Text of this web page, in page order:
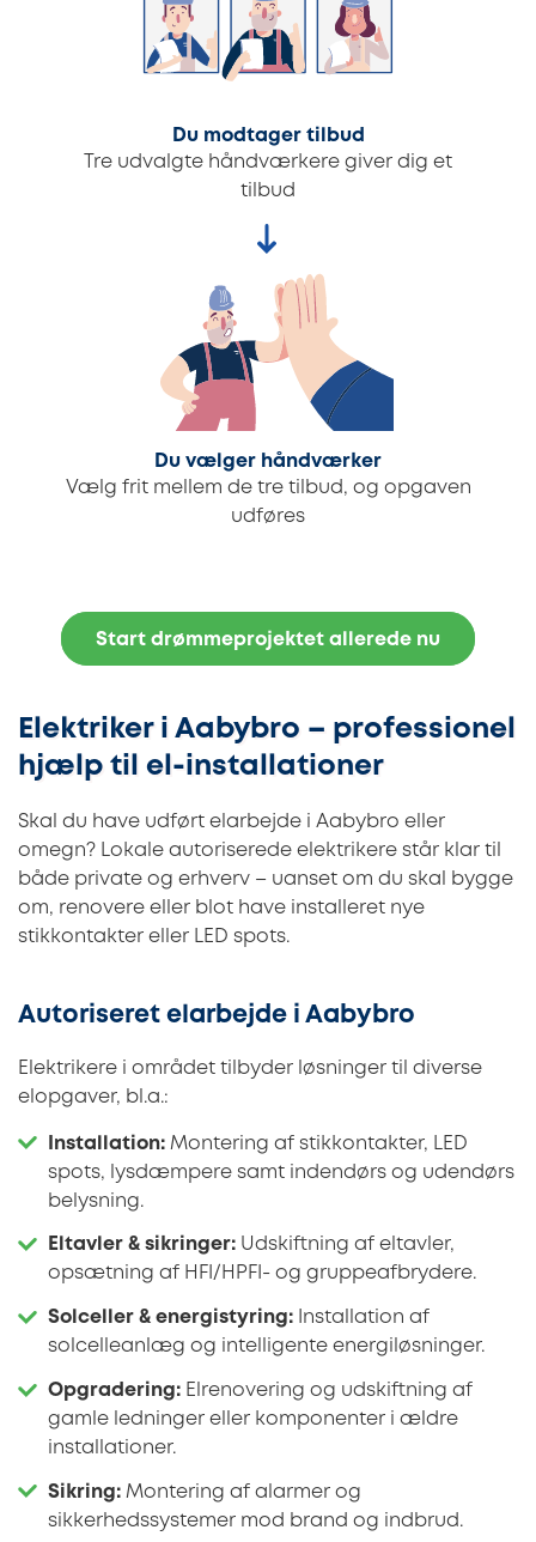
Du modtager tilbud
Tre udvalgte håndværkere giver dig et
tilbud
Du vælger håndværker
Vælg frit mellem de tre tilbud, og opgaven
udføres
Start drømmeprojektet allerede nu
Elektriker i Aabybro – professionel
hjælp til el-installationer
Skal du have udført elarbejde i Aabybro eller
omegn? Lokale autoriserede elektrikere står klar til
både private og erhverv – uanset om du skal bygge
om, renovere eller blot have installeret nye
stikkontakter eller LED spots.
Autoriseret elarbejde i Aabybro
Elektrikere i området tilbyder løsninger til diverse
elopgaver, bl.a.:
Installation: Montering af stikkontakter, LED
spots, lysdæmpere samt indendørs og udendørs
belysning.
Eltavler & sikringer: Udskiftning af eltavler,
opsætning af HFI/HPFI- og gruppeafbrydere.
Solceller & energistyring: Installation af
solcelleanlæg og intelligente energiløsninger.
Opgradering: Elrenovering og udskiftning af
gamle ledninger eller komponenter i ældre
installationer.
Sikring: Montering af alarmer og
sikkerhedssystemer mod brand og indbrud.